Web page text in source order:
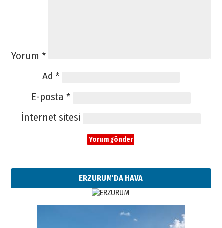
Yorum *
Ad *
E-posta *
İnternet sitesi
ERZURUM'DA HAVA